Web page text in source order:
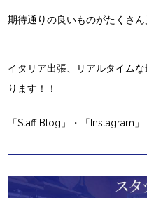
期待通りの良いものがたくさ
イタリア出張、リアルタイム
ります！！
「Staff Blog」・ 「Instagram」